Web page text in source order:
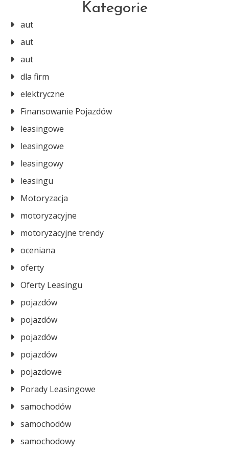
Kategorie
aut
aut
aut
dla firm
elektryczne
Finansowanie Pojazdów
leasingowe
leasingowe
leasingowy
leasingu
Motoryzacja
motoryzacyjne
motoryzacyjne trendy
oceniana
oferty
Oferty Leasingu
pojazdów
pojazdów
pojazdów
pojazdów
pojazdowe
Porady Leasingowe
samochodów
samochodów
samochodowy